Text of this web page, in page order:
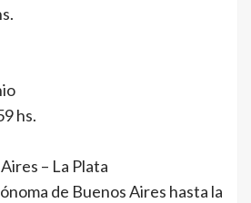
hs.
– La Plata
de Buenos Aires hasta la